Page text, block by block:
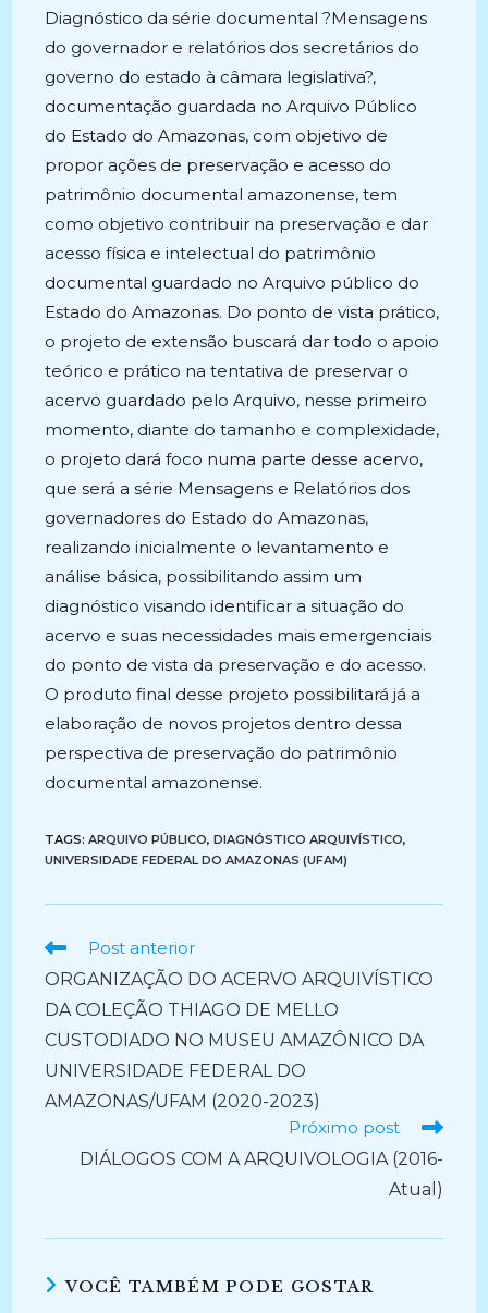
Diagnóstico da série documental ?Mensagens
do governador e relatórios dos secretários do
governo do estado à câmara legislativa?,
documentação guardada no Arquivo Público
do Estado do Amazonas, com objetivo de
propor ações de preservação e acesso do
patrimônio documental amazonense, tem
como objetivo contribuir na preservação e dar
acesso física e intelectual do patrimônio
documental guardado no Arquivo público do
Estado do Amazonas. Do ponto de vista prático,
o projeto de extensão buscará dar todo o apoio
teórico e prático na tentativa de preservar o
acervo guardado pelo Arquivo, nesse primeiro
momento, diante do tamanho e complexidade,
o projeto dará foco numa parte desse acervo,
que será a série Mensagens e Relatórios dos
governadores do Estado do Amazonas,
realizando inicialmente o levantamento e
análise básica, possibilitando assim um
diagnóstico visando identificar a situação do
acervo e suas necessidades mais emergenciais
do ponto de vista da preservação e do acesso.
O produto final desse projeto possibilitará já a
elaboração de novos projetos dentro dessa
perspectiva de preservação do patrimônio
documental amazonense.
TAGS:ARQUIVO PÚBLICO, DIAGNÓSTICO ARQUIVÍSTICO,
UNIVERSIDADE FEDERAL DO AMAZONAS (UFAM)
Ler
artigos
Post anterior
ORGANIZAÇÃO DO ACERVO ARQUIVÍSTICO
DA COLEÇÃO THIAGO DE MELLO
CUSTODIADO NO MUSEU AMAZÔNICO DA
UNIVERSIDADE FEDERAL DO
AMAZONAS/UFAM (2020-2023)
Próximo post
DIÁLOGOS COM A ARQUIVOLOGIA (2016-
Atual)
VOCÊ TAMBÉM PODE GOSTAR